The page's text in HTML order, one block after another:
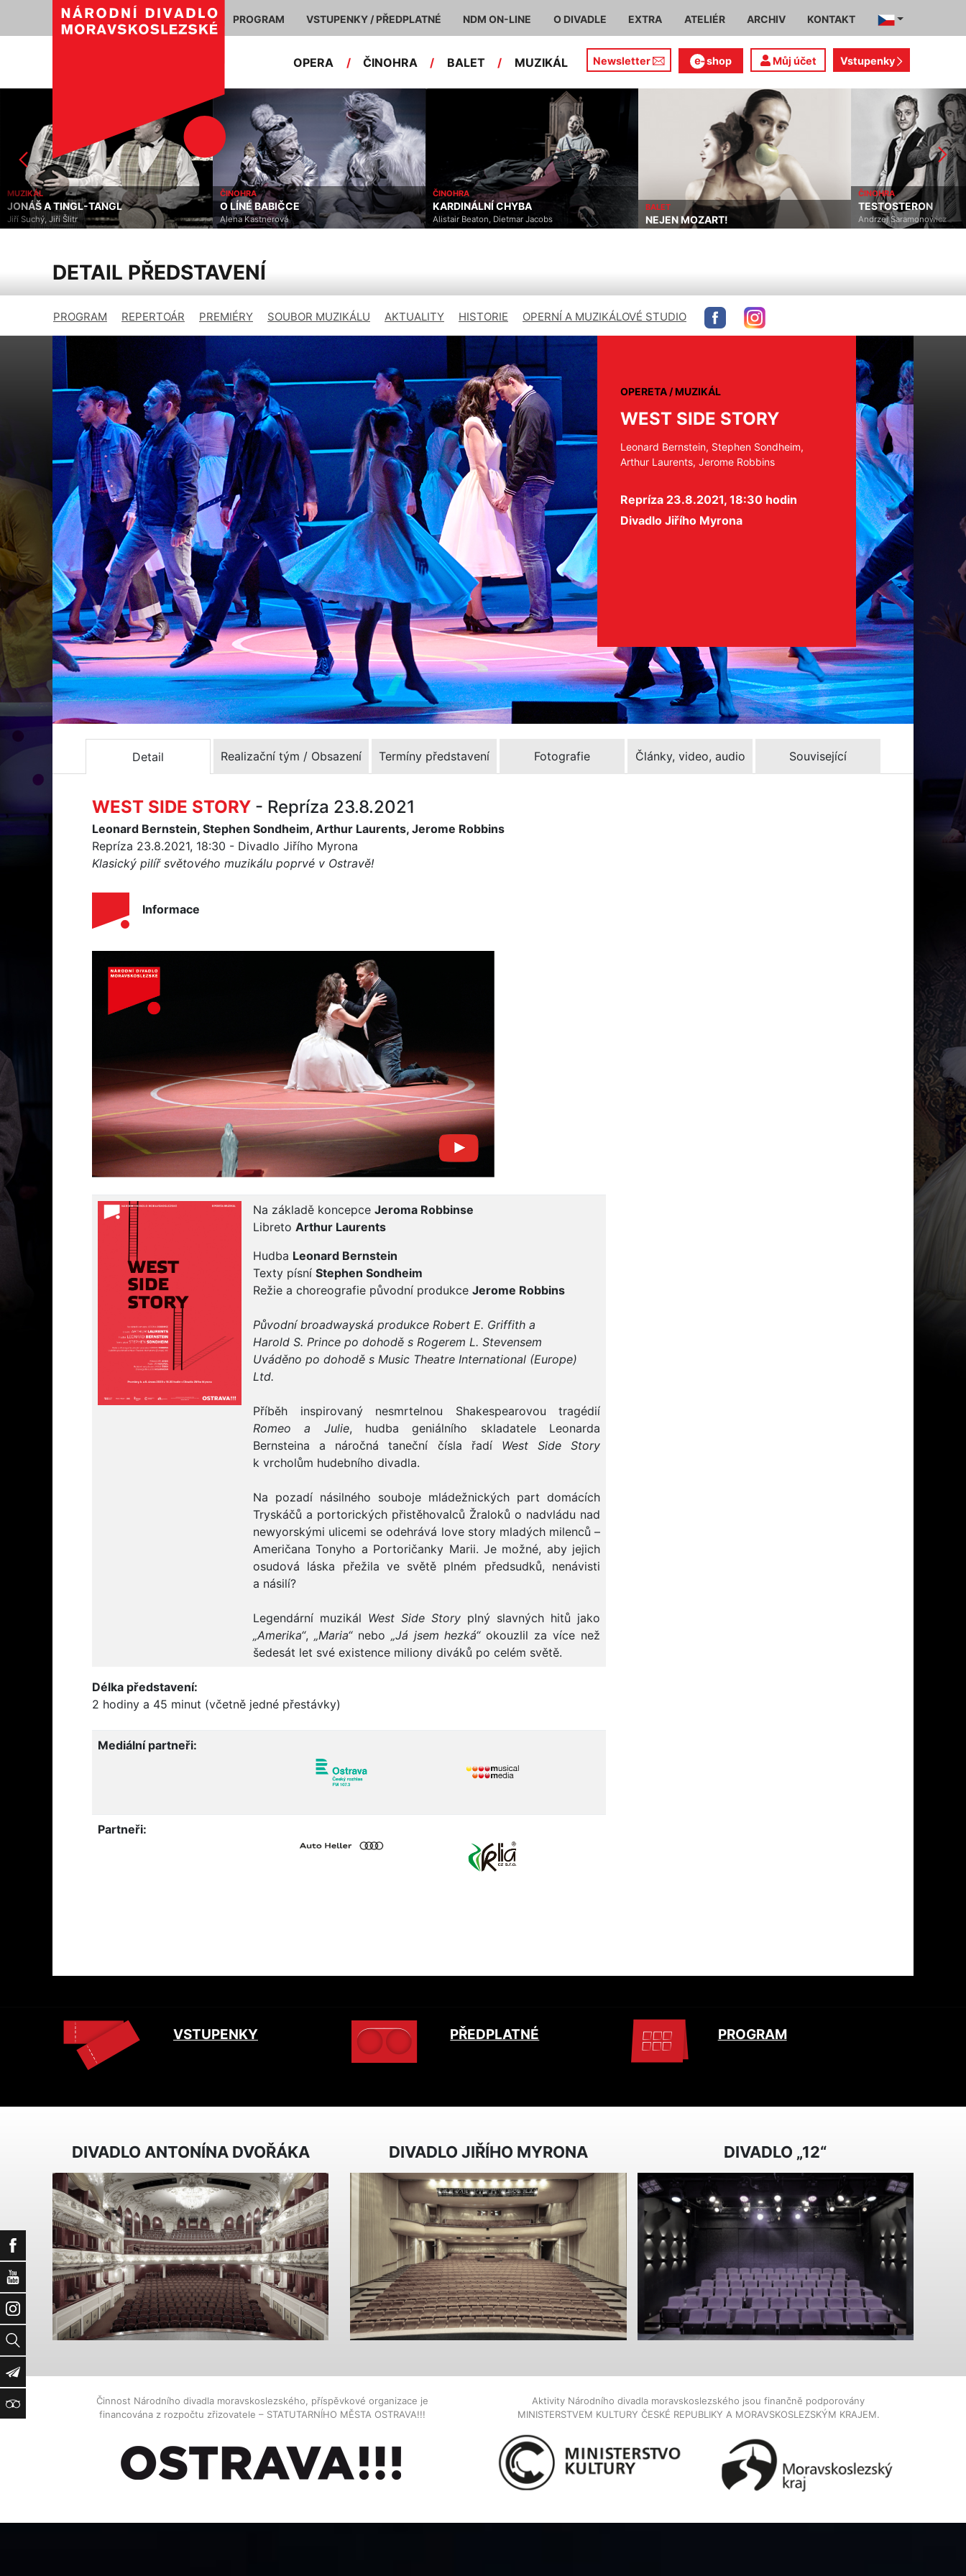
Facebook
YouTube
Instagram
Vyhledat
Newsletter
TripAdvisor
PROGRAM VSTUPENKY / PŘEDPLATNÉ NDM ON-LINE O DIVADLE EXTRA ATELIÉR ARCHIV KONTAKT
OPERA / ČINOHRA / BALET / MUZIKÁL Newsletter shop Můj účet Vstupenky
ČINOHRA
O LÍNÉ BABIČCE
Alena Kastnerová
ČINOHRA
KARDINÁLNÍ CHYBA
Alistair Beaton, Dietmar Jacobs
BALET
NEJEN MOZART!
TESTOSTERON
Andrzej Saramonowicz
MUZIKÁL
CHICAGO
John Kander, Fred Ebb,
DETAIL PŘEDSTAVENÍ
PROGRAM REPERTOÁR PREMIÉRY SOUBOR MUZIKÁLU AKTUALITY HISTORIE OPERNÍ A MUZIKÁLOVÉ STUDIO
OPERETA / MUZIKÁL
WEST SIDE STORY
Leonard Bernstein, Stephen Sondheim,
Arthur Laurents, Jerome Robbins
Repríza 23.8.2021, 18:30 hodin
Divadlo Jiřího Myrona
Detail Realizační tým / Obsazení Termíny představení Fotografie Články, video, audio Související
WEST SIDE STORY - Repríza 23.8.2021
Leonard Bernstein, Stephen Sondheim, Arthur Laurents, Jerome Robbins
Repríza 23.8.2021, 18:30 - Divadlo Jiřího Myrona
Klasický pilíř světového muzikálu poprvé v Ostravě!
Informace
Na základě koncepce Jeroma Robbinse
Libreto Arthur Laurents
Hudba Leonard Bernstein
Texty písní Stephen Sondheim
Režie a choreografie původní produkce Jerome Robbins
Původní broadwayská produkce Robert E. Griffith a
Harold S. Prince po dohodě s Rogerem L. Stevensem
Uváděno po dohodě s Music Theatre International (Europe)
Ltd.
Příběh inspirovaný nesmrtelnou Shakespearovou tragédií
Romeo a Julie, hudba geniálního skladatele Leonarda
Bernsteina a náročná taneční čísla řadí West Side Story
k vrcholům hudebního divadla.
Na pozadí násilného souboje mládežnických part domácích
Tryskáčů a portorických přistěhovalců Žraloků o nadvládu nad
newyorskými ulicemi se odehrává love story mladých milenců –
Američana Tonyho a Portoričanky Marii. Je možné, aby jejich
osudová láska přežila ve světě plném předsudků, nenávisti
a násilí?
Legendární muzikál West Side Story plný slavných hitů jako
„Amerika“, „Maria“nebo „Já jsem hezká“okouzlil za více než
šedesát let své existence miliony diváků po celém světě.
Délka představení:
2 hodiny a 45 minut (včetně jedné přestávky)
Mediální partneři:
Partneři:
VSTUPENKY PŘEDPLATNÉ PROGRAM
DIVADLO ANTONÍNA DVOŘÁKA DIVADLO JIŘÍHO MYRONA DIVADLO „12“
Činnost Národního divadla moravskoslezského, příspěvkové organizace je
financována z rozpočtu zřizovatele – STATUTARNÍHO MĚSTA OSTRAVA!!!
Aktivity Národního divadla moravskoslezského jsou finančně podporovány
MINISTERSTVEM KULTURY ČESKÉ REPUBLIKY A MORAVSKOSLEZSKÝM KRAJEM.